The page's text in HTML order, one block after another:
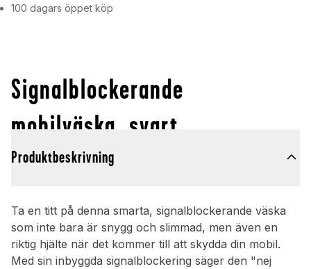
100 dagars öppet köp
Signalblockerande
mobilväska, svart
Produktbeskrivning
Ta en titt på denna smarta, signalblockerande väska
som inte bara är snygg och slimmad, men även en
riktig hjälte när det kommer till att skydda din mobil.
Med sin inbyggda signalblockering säger den "nej